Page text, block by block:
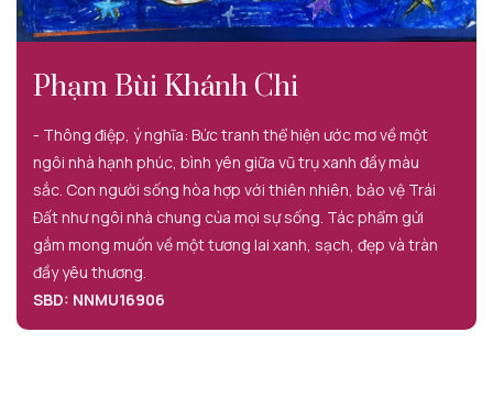
Phạm Bùi Khánh Chi
- Thông điệp, ý nghĩa: Bức tranh thể hiện ước mơ về một
ngôi nhà hạnh phúc, bình yên giữa vũ trụ xanh đầy màu
sắc. Con người sống hòa hợp với thiên nhiên, bảo vệ Trái
Đất như ngôi nhà chung của mọi sự sống. Tác phẩm gửi
gắm mong muốn về một tương lai xanh, sạch, đẹp và tràn
đầy yêu thương.
SBD: NNMU16906